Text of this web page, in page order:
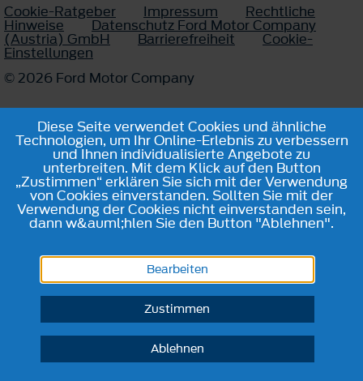
Cookie-Ratgeber Impressum Rechtliche
Hinweise Datenschutz Ford Motor Company
(Austria) GmbH Barrierefreiheit Cookie-
Einstellungen
© 2026 Ford Motor Company
Diese Seite verwendet Cookies und ähnliche
Technologien, um Ihr Online-Erlebnis zu verbessern
und Ihnen individualisierte Angebote zu
unterbreiten. Mit dem Klick auf den Button
„Zustimmen“ erklären Sie sich mit der Verwendung
von Cookies einverstanden. Sollten Sie mit der
Verwendung der Cookies nicht einverstanden sein,
dann w&auml;hlen Sie den Button "Ablehnen".
Bearbeiten
Zustimmen
Ablehnen